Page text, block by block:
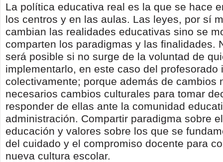
La política educativa real es la que se hace
los centros y en las aulas. Las leyes, por sí
cambian las realidades educativas sino se
comparten los paradigmas y las finalidades.
será posible si no surge de la voluntad de
implementarlo, en este caso del profesorado
colectivamente; porque además de cambios
necesarios cambios culturales para tomar
responder de ellas ante la comunidad
administración. Compartir paradigma sobre
educación y valores sobre los que se
del cuidado y el compromiso docente para
nueva cultura escolar.